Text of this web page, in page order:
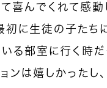
喜んでくれて感動
初に生徒の子たち
る部室に行く時
ンは嬉しかったし